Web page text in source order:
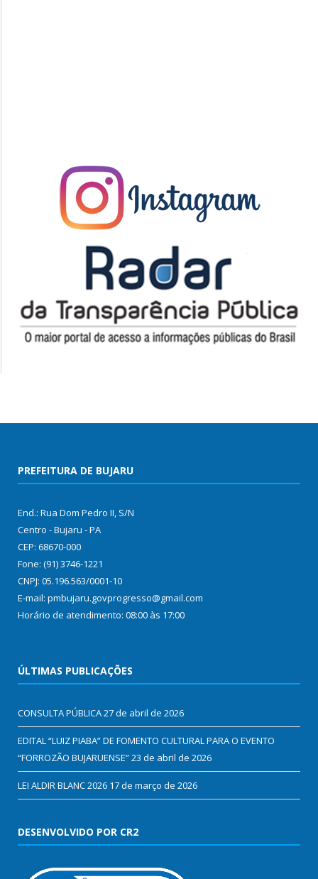
PREFEITURA DE BUJARU
End.: Rua Dom Pedro II, S/N
Centro - Bujaru - PA
CEP: 68670-000
Fone: (91) 3746-1221
CNPJ: 05.196.563/0001-10
E-mail: pmbujaru.govprogresso@gmail.com
Horário de atendimento: 08:00 às 17:00
ÚLTIMAS PUBLICAÇÕES
CONSULTA PÚBLICA27 de abril de 2026
EDITAL “LUIZ PIABA” DE FOMENTO CULTURAL PARA O EVENTO
“FORROZÃO BUJARUENSE”23 de abril de 2026
LEI ALDIR BLANC 2026 17 de março de 2026
DESENVOLVIDO POR CR2